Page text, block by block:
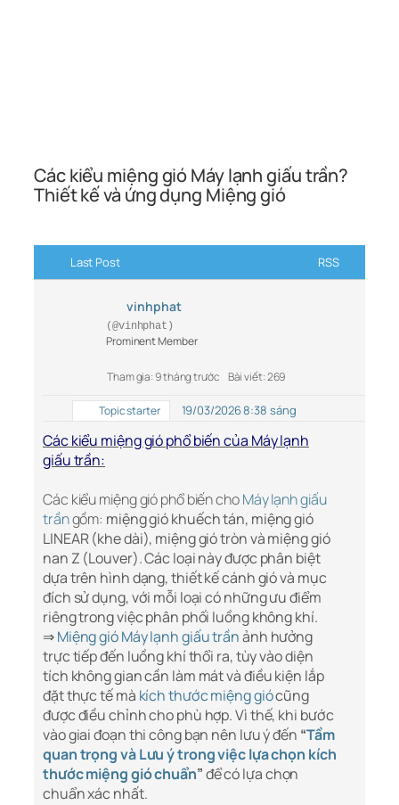
Các kiểu miệng gió Máy lạnh giấu trần?
Thiết kế và ứng dụng Miệng gió
Last Post RSS
vinhphat
(@vinhphat)
Prominent Member
Tham gia: 9 tháng trước Bài viết: 269
Topic starter 19/03/2026 8:38 sáng
Các kiểu miệng gió phổ biến của Máy lạnh
giấu trần:
Các kiểu miệng gió phổ biến choMáy lạnh giấu
trầngồm: miệng gió khuếch tán, miệng gió
LINEAR (khe dài), miệng gió tròn và miệng gió
nan Z (Louver). Các loại này được phân biệt
dựa trên hình dạng, thiết kế cánh gió và mục
đích sử dụng, với mỗi loại có những ưu điểm
riêng trong việc phân phối luồng không khí.
⇒Miệng gióMáy lạnh giấu trầnảnh hưởng
trực tiếp đến luồng khí thổi ra, tùy vào diện
tích không gian cần làm mát và điều kiện lắp
đặt thực tế mà kích thước miệng giócũng
được điều chỉnh cho phù hợp. Vì thế, khi bước
vào giai đoạn thi công bạn nên lưu ý đến “Tầm
quan trọng và Lưu ý trong việc lựa chọn kích
thước miệng gió chuẩn”để có lựa chọn
chuẩn xác nhất.